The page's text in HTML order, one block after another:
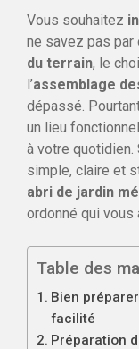
Vous souhaitez
ne savez pas par
du terrain, le
l’assemblage
dépassé.
un lieu
à votre quotidien.
simple, claire et
abri de jardin
ordonné qui
Table des
Bien
facilité
Préparation